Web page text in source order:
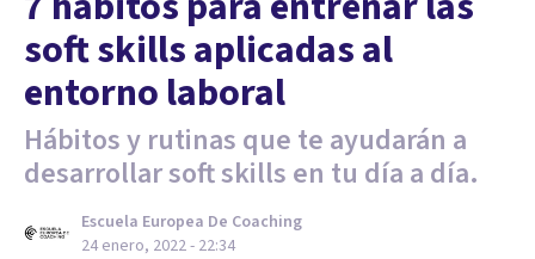
soft skills aplicadas al
entorno laboral
Hábitos y rutinas que te ayudarán a
desarrollar soft skills en tu día a día.
Escuela Europea De Coaching
24 enero, 2022 - 22:34